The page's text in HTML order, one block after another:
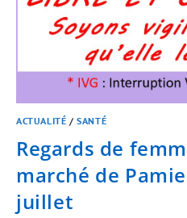
ACTUALITÉ /SANTÉ
Regards de
marché de
juillet